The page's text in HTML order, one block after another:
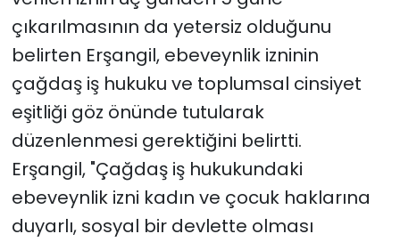
çıkarılmasının da yetersiz olduğunu
belirten Erşangil, ebeveynlik izninin
çağdaş iş hukuku ve toplumsal cinsiyet
eşitliği göz önünde tutularak
düzenlenmesi gerektiğini belirtti.
Erşangil, "Çağdaş iş hukukundaki
ebeveynlik izni kadın ve çocuk haklarına
duyarlı, sosyal bir devlette olması